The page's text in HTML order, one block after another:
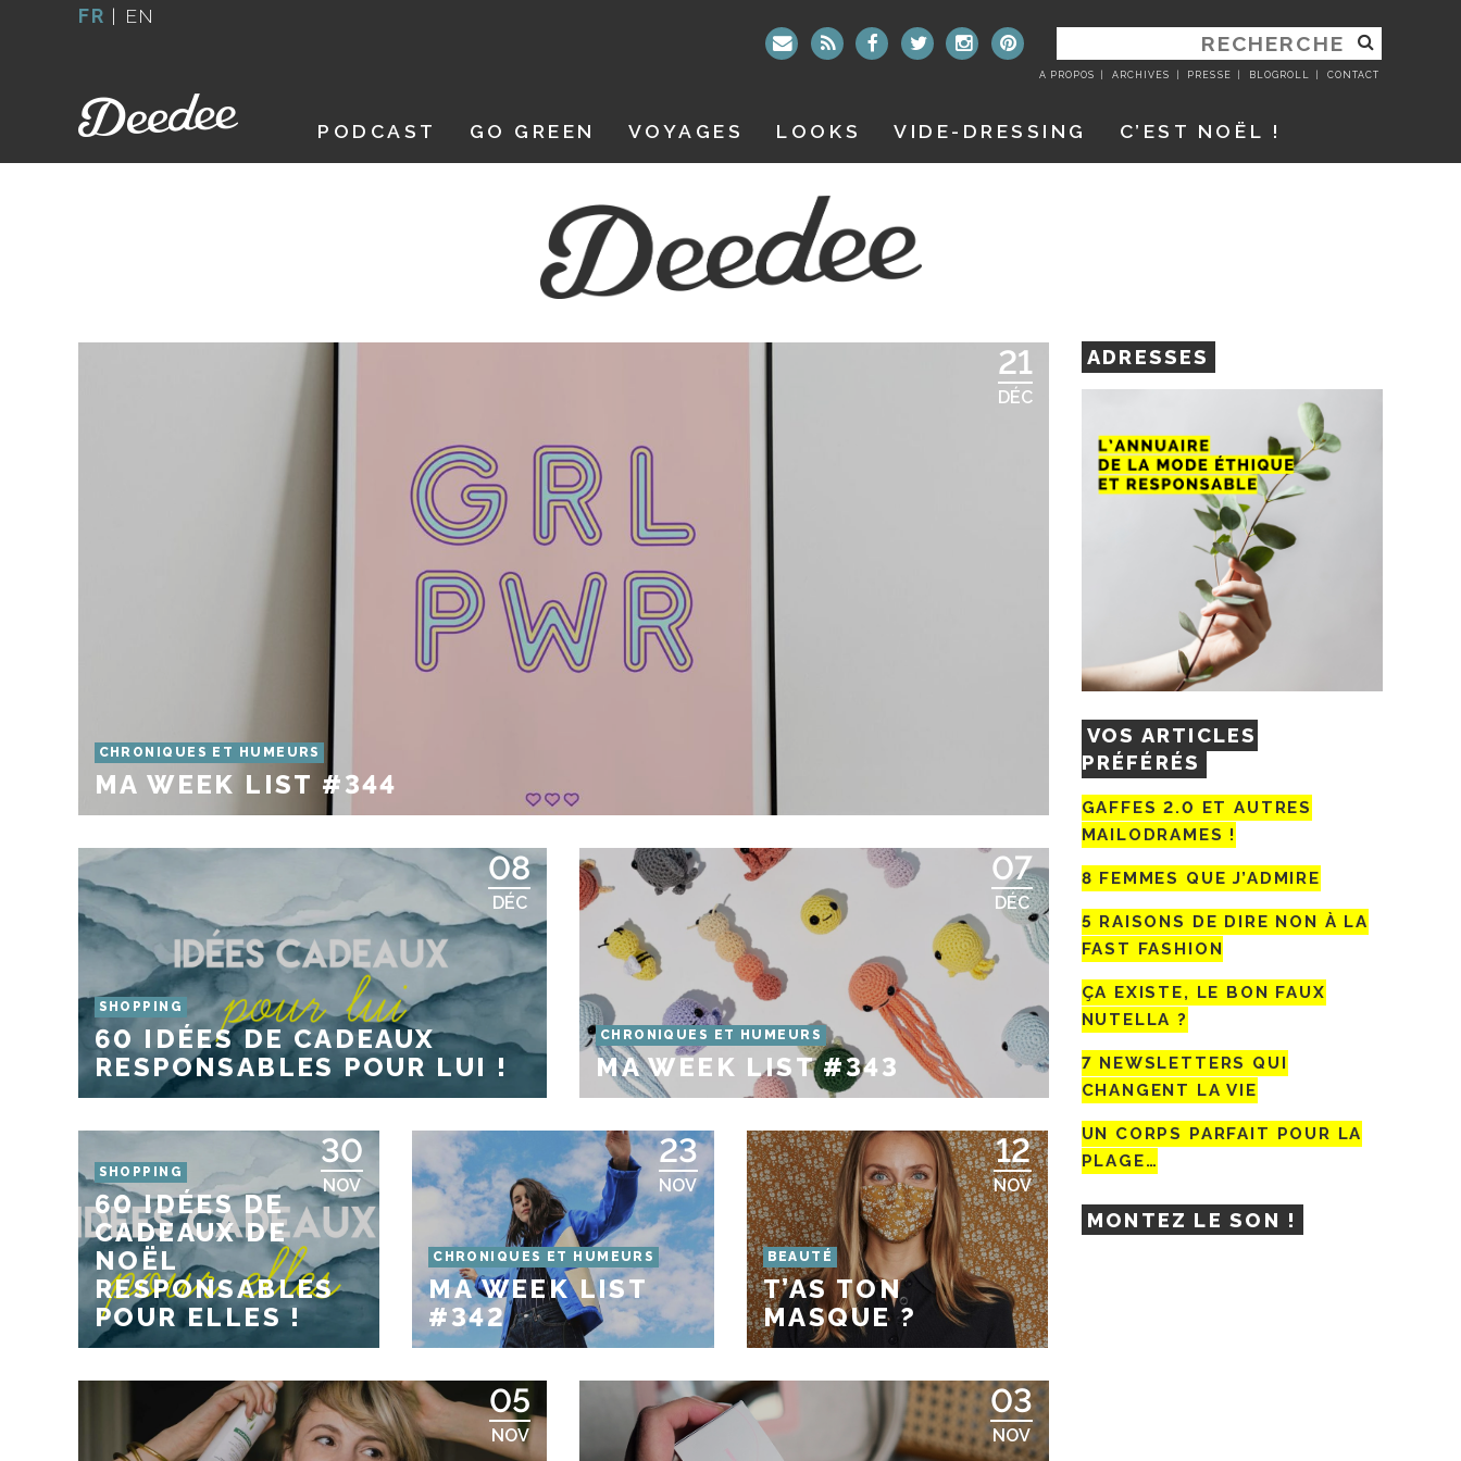
FR | EN
RECHERCHER
:
A PROPOS ARCHIVES PRESSE BLOGROLL CONTACT
PODCAST GO GREEN VOYAGES LOOKS VIDE-DRESSING C’EST NOËL !
21
DÉC
CHRONIQUES ET HUMEURS
MA WEEK LIST #344
08
DÉC
SHOPPING
60 IDÉES DE CADEAUX
RESPONSABLES POUR LUI !
07
DÉC
CHRONIQUES ET HUMEURS
MA WEEK LIST #343
30
NOV
SHOPPING
60 IDÉES DE
CADEAUX DE
NOËL
RESPONSABLES
POUR ELLES !
23
NOV
CHRONIQUES ET HUMEURS
MA WEEK LIST
#342
12
NOV
BEAUTÉ
T’AS TON
MASQUE ?
05
NOV
03
NOV
ADRESSES
VOS ARTICLES
PRÉFÉRÉS
GAFFES 2.0 ET AUTRES
MAILODRAMES !
8 FEMMES QUE J’ADMIRE
5 RAISONS DE DIRE NON À LA
FAST FASHION
ÇA EXISTE, LE BON FAUX
NUTELLA ?
7 NEWSLETTERS QUI
CHANGENT LA VIE
UN CORPS PARFAIT POUR LA
PLAGE…
MONTEZ LE SON !